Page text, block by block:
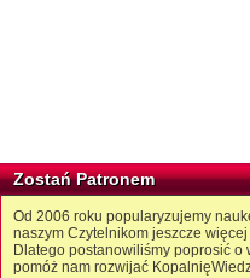
Zostań Patronem
Od 2006 roku popularyzujemy
naszym Czytelnikom jeszcze
Dlatego postanowiliśmy poprosić o
pomóż nam rozwijać